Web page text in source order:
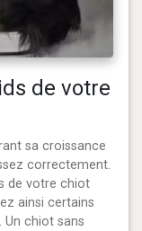
de votre
sa croissance
correctement.
de votre chiot
ainsi certains
Un chiot sans